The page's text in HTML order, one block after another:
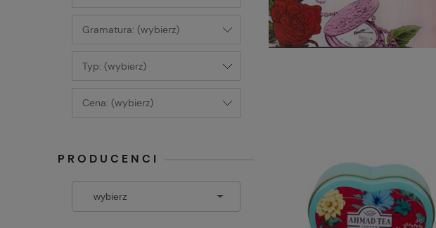
Gramatura: (wybierz)
Typ: (wybierz)
Cena: (wybierz)
PRODUCENCI